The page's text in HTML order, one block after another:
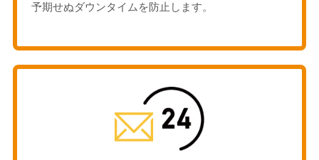
予期せぬダウンタイムを防止します。